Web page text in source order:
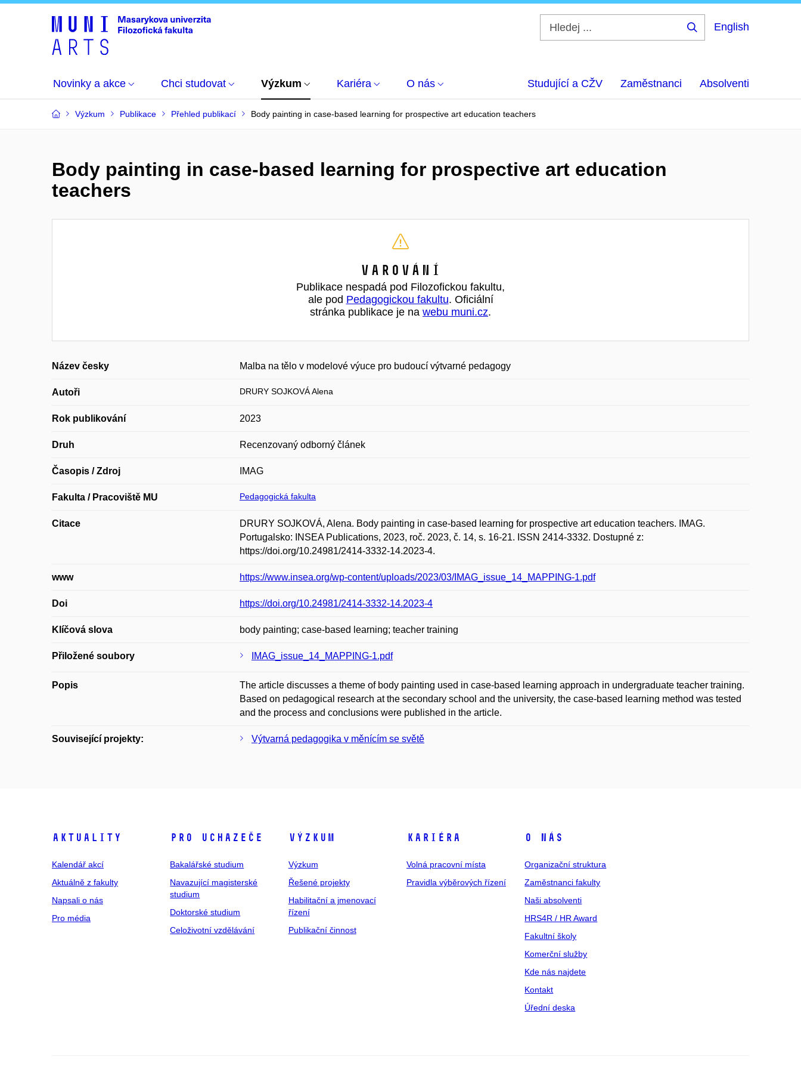
English
Novinky a akce Chci studovat Výzkum Kariéra O nás Studující a CŽV Zaměstnanci Absolventi
Výzkum Publikace Přehled publikací Body painting in case-based learning for prospective art education teachers
Body painting in case-based learning for prospective art education
teachers
Varování
Publikace nespadá pod Filozofickou fakultu,
ale pod Pedagogickou fakultu. Oficiální
stránka publikace je na webu muni.cz.
Název česky Malba na tělo v modelové výuce pro budoucí výtvarné pedagogy
Autoři DRURY SOJKOVÁ Alena
Rok publikování 2023
Druh Recenzovaný odborný článek
Časopis / Zdroj IMAG
Fakulta / Pracoviště MU Pedagogická fakulta
Citace
DRURY SOJKOVÁ, Alena. Body painting in case-based learning for prospective art education teachers. IMAG.
Portugalsko: INSEA Publications, 2023, roč. 2023, č. 14, s. 16-21. ISSN 2414-3332. Dostupné z:
https://doi.org/10.24981/2414-3332-14.2023-4.
www https://www.insea.org/wp-content/uploads/2023/03/IMAG_issue_14_MAPPING-1.pdf
Doi https://doi.org/10.24981/2414-3332-14.2023-4
Klíčová slova body painting; case-based learning; teacher training
Přiložené soubory IMAG_issue_14_MAPPING-1.pdf
Popis
The article discusses a theme of body painting used in case-based learning approach in undergraduate teacher training.
Based on pedagogical research at the secondary school and the university, the case-based learning method was tested
and the process and conclusions were published in the article.
Související projekty: Výtvarná pedagogika v měnícím se světě
Aktuality
Kalendář akcí
Aktuálně z fakulty
Napsali o nás
Pro média
Pro uchazeče
Bakalářské studium
Navazující magisterské
studium
Doktorské studium
Celoživotní vzdělávání
Výzkum
Výzkum
Řešené projekty
Habilitační a jmenovací
řízení
Publikační činnost
Kariéra
Volná pracovní místa
Pravidla výběrových řízení
O nás
Organizační struktura
Zaměstnanci fakulty
Naši absolventi
HRS4R / HR Award
Fakultní školy
Komerční služby
Kde nás najdete
Kontakt
Úřední deska